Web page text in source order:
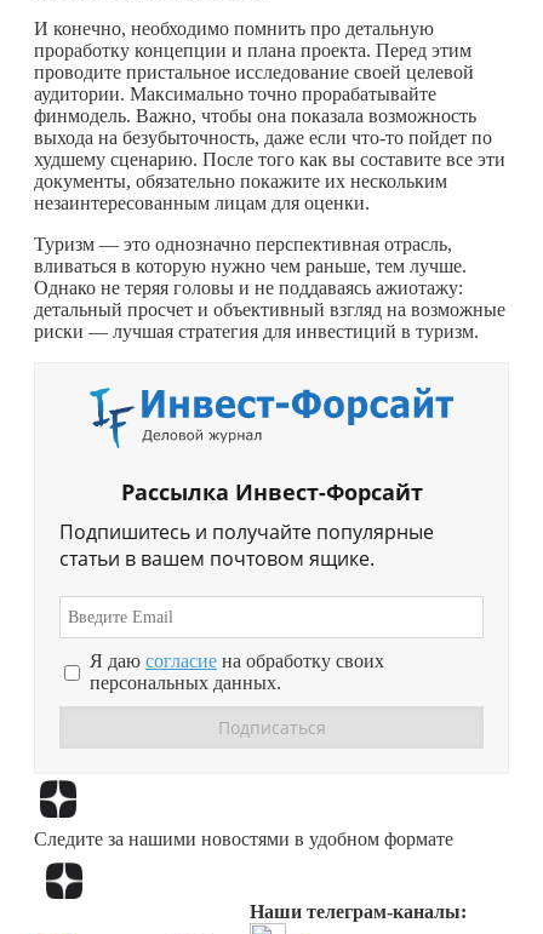
И конечно, необходимо помнить про детальную
проработку концепции и плана проекта. Перед этим
проводите пристальное исследование своей целевой
аудитории. Максимально точно прорабатывайте
финмодель. Важно, чтобы она показала возможность
выхода на безубыточность, даже если что-то пойдет по
худшему сценарию. После того как вы составите все эти
документы, обязательно покажите их нескольким
незаинтересованным лицам для оценки.
Туризм — это однозначно перспективная отрасль,
вливаться в которую нужно чем раньше, тем лучше.
Однако не теряя головы и не поддаваясь ажиотажу:
детальный просчет и объективный взгляд на возможные
риски — лучшая стратегия для инвестиций в туризм.
Рассылка Инвест-Форсайт
Подпишитесь и получайте популярные
статьи в вашем почтовом ящике.
Я даю согласие на обработку своих
персональных данных.
Следите за нашими новостями в удобном формате
Наши телеграм-каналы: